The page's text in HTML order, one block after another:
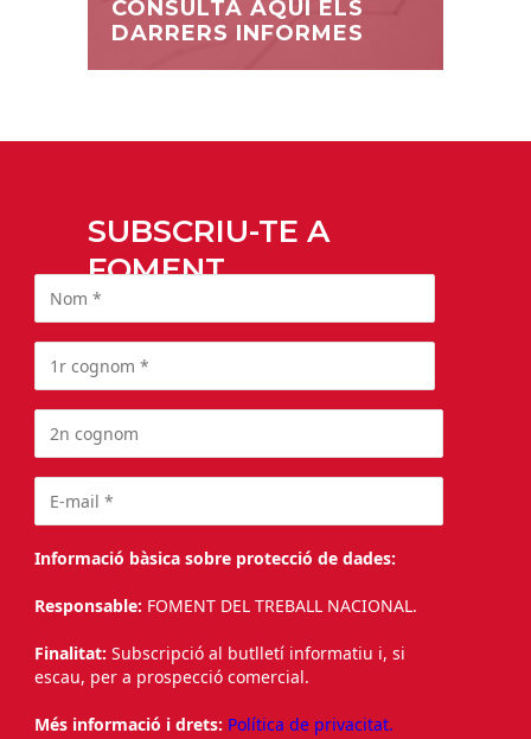
CONSULTA AQUÍ ELS
DARRERS INFORMES
SUBSCRIU-TE A
FOMENT
Informació bàsica sobre protecció de dades:
Responsable: FOMENT DEL TREBALL NACIONAL.
Finalitat: Subscripció al butlletí informatiu i, si
escau, per a prospecció comercial.
Més informació i drets: Política de privacitat.